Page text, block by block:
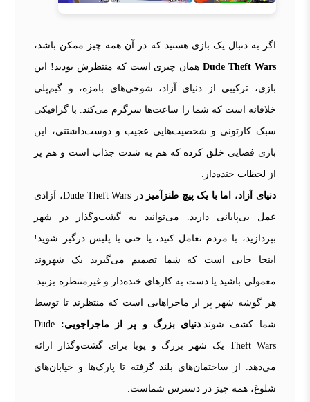
اگر به دنبال یک بازی هستید که در آن همه چیز ممکن باشد،
Dude Theft Wars همان چیزی است که منتظرش بودید! این
بازی، ترکیبی از دنیای آزاد، شوخی‌های بامزه، و گیم‌پلی
خلاقانه است که شما را ساعت‌ها سرگرم می‌کند. با گرافیکی
سبک کارتونی و شخصیت‌هایی عجیب و دوست‌داشتنی، این
بازی فضایی خلق کرده که هم به شدت جذاب است و هم پر
از لحظات خنده‌دار.
دنیای آزاد، اما با یک پیچ طنزآمیز در Dude Theft Wars، آزادی
عمل بی‌پایانی دارید. می‌توانید به گشت‌وگذار در شهر
بپردازید، با مردم تعامل کنید، یا حتی با پلیس درگیر شوید!
اینجا جایی است که شما تصمیم می‌گیرید یک شهروند
معمولی باشید یا دست به کارهای خنده‌دار و غیرمنتظره بزنید.
هر گوشه شهر پر از ماجراهایی است که منتظرند تا توسط
شما کشف شوند.دنیای بزرگ و پر از ماجراجویی: Dude
Theft Wars یک شهر بزرگ و پویا برای گشت‌وگذار ارائه
می‌دهد. از ساختمان‌های بلند گرفته تا پارک‌ها و خیابان‌های
شلوغ، همه چیز در دسترس شماست.